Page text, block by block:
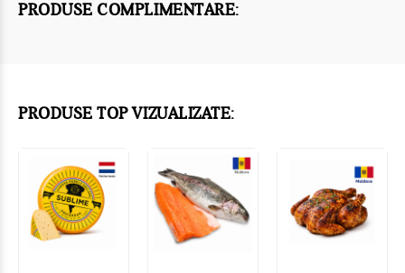
PRODUSE COMPLIMENTARE:
PRODUSE TOP VIZUALIZATE: